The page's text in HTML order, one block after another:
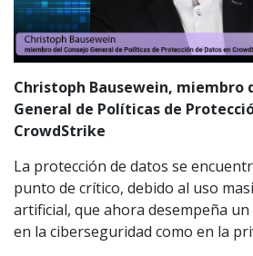
Christoph Bausewein, miembro
General de Políticas de
CrowdStrike
La protección de datos se
punto de crítico, debido al uso
artificial, que ahora desempeña
en la ciberseguridad como en la